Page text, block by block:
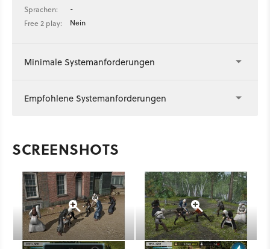
Sprachen:
-
Free 2 play:
Nein
Minimale Systemanforderungen
Empfohlene Systemanforderungen
SCREENSHOTS